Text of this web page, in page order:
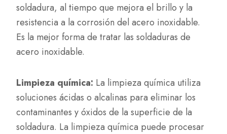
soldadura, al tiempo que mejora el brillo y la
resistencia a la corrosión del acero inoxidable.
Es la mejor forma de tratar las soldaduras de
acero inoxidable.
Limpieza química: La limpieza química utiliza
soluciones ácidas o alcalinas para eliminar los
contaminantes y óxidos de la superficie de la
soldadura. La limpieza química puede procesar